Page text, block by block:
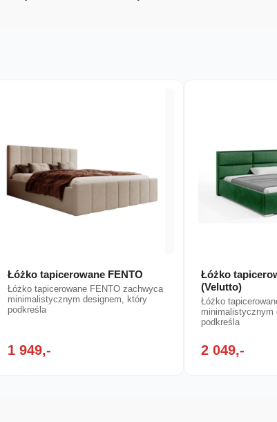
Łóżko tapicerowane FENTO
Łóżko tapicerowane FENTO zachwyca
minimalistycznym designem, który
podkreśla
1 949,-
Łóżko
(Velutto)
Łóżko
minimalistycznym
podkreśla
2 049,-